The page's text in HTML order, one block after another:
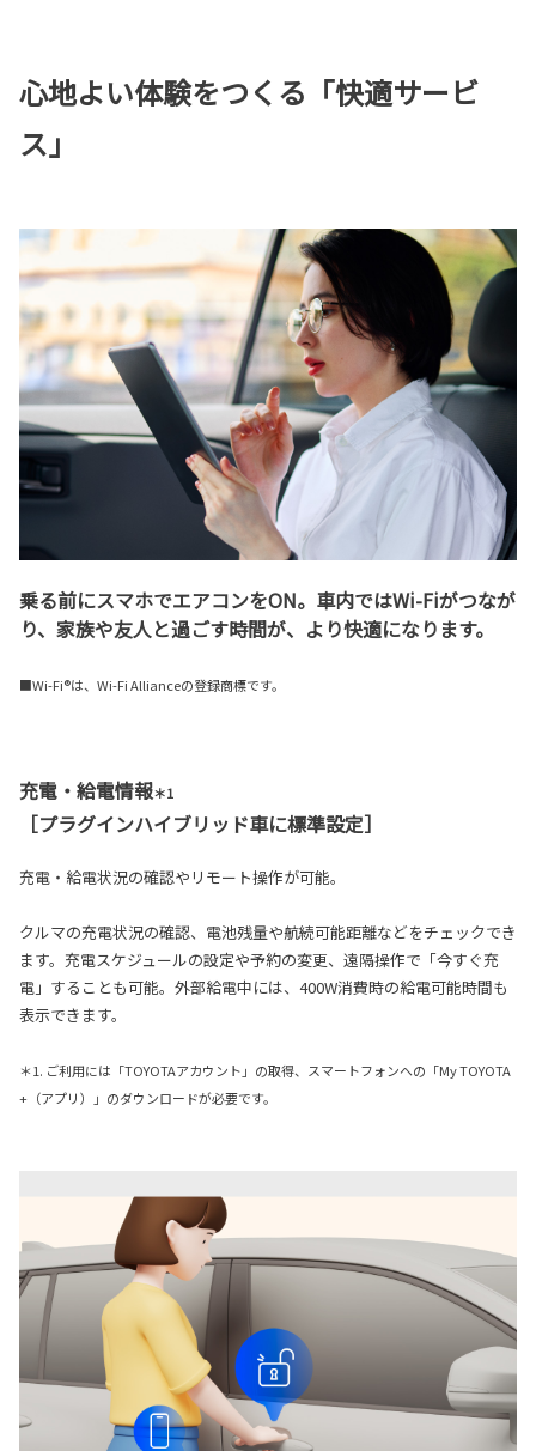
心地よい体験をつくる「快適サービ
ス」
乗る前にスマホでエアコンをON。車内ではWi-Fiがつなが
り、家族や友人と過ごす時間が、より快適になります。
■Wi-Fi®は、Wi-Fi Allianceの登録商標です。
充電・給電情報＊1
［プラグインハイブリッド車に標準設定］
充電・給電状況の確認やリモート操作が可能。
クルマの充電状況の確認、電池残量や航続可能距離などをチェックでき
ます。充電スケジュールの設定や予約の変更、遠隔操作で「今すぐ充
電」することも可能。外部給電中には、400W消費時の給電可能時間も
表示できます。
＊1. ご利用には「TOYOTAアカウント」の取得、スマートフォンへの「My TOYOTA
+（アプリ）」のダウンロードが必要です。